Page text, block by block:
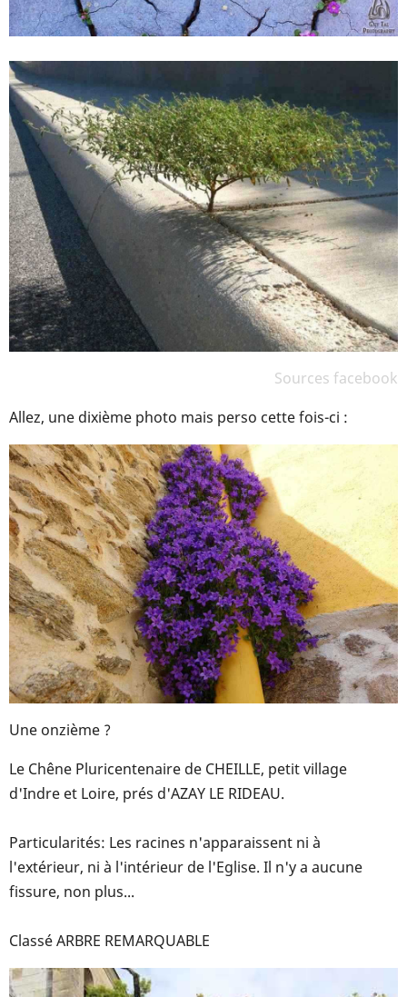
Sources facebook
Allez, une dixième photo mais perso cette fois-ci :
Une onzième ?
Le Chêne Pluricentenaire de CHEILLE, petit village
d'Indre et Loire, prés d'AZAY LE RIDEAU.
Particularités: Les racines n'apparaissent ni à
l'extérieur, ni à l'intérieur de l'Eglise. Il n'y a aucune
fissure, non plus...
Classé ARBRE REMARQUABLE